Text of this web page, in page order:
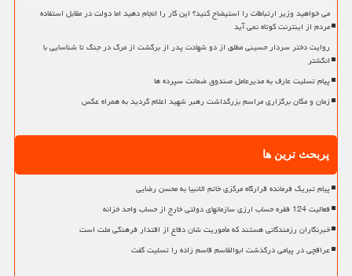
می خواهید وزیر ارتباطات را استیضاح کنید؟ این کار را انجام دهید اما دولت در مقابل استفاده
مردم از اینترنت کوتاه نمی آید
روایت دختر سردار حسینی مطلق از دو شهادت پدر از برگشت از مرگ در جنگ تا شناسایی با
انگشتر
پیام تسلیت عارف به مدیرعامل صندوق ضمانت سپرده ها
زمان و مکان برگزاری مراسم بزرگداشت رهبر شهید اعلام گردید به همراه عکس
پربحث ترین ها
پیام تبریک فرمانده قرارگاه مرکزی خاتم الانبیا به محسن رضایی
فعالیت 124 فقره حساب ارزی سازمانهای دولتی خارج از حساب واحد خزانه
خبرنگاران رزمندگانی هستند که مأموریت شان دفاع از اقتدار فرهنگی ملت است
عراقچی در پیامی درگذشت ابوالقاسم قاسم زاده را تسلیت گفت